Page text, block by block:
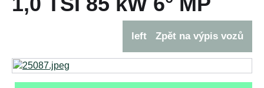
left Zpět na výpis vozů